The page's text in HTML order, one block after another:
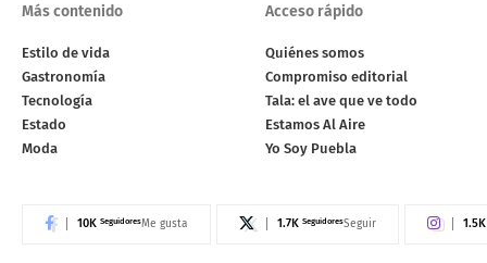
Más contenido
Estilo de vida
Gastronomía
Tecnología
Estado
Moda
Acceso rápido
Quiénes somos
Compromiso editorial
Tala: el ave que ve todo
Estamos Al Aire
Yo Soy Puebla
10K SeguidoresMe gusta 1.7K SeguidoresSeguir 1.5K